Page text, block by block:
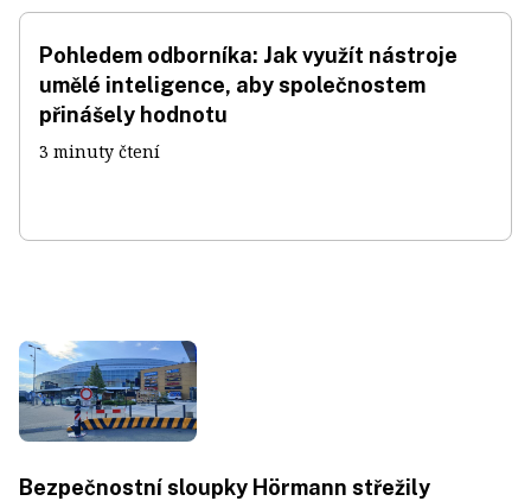
Pohledem odborníka: Jak využít nástroje
umělé inteligence, aby společnostem
přinášely hodnotu
3 minuty čtení
Bezpečnostní sloupky Hörmann střežily